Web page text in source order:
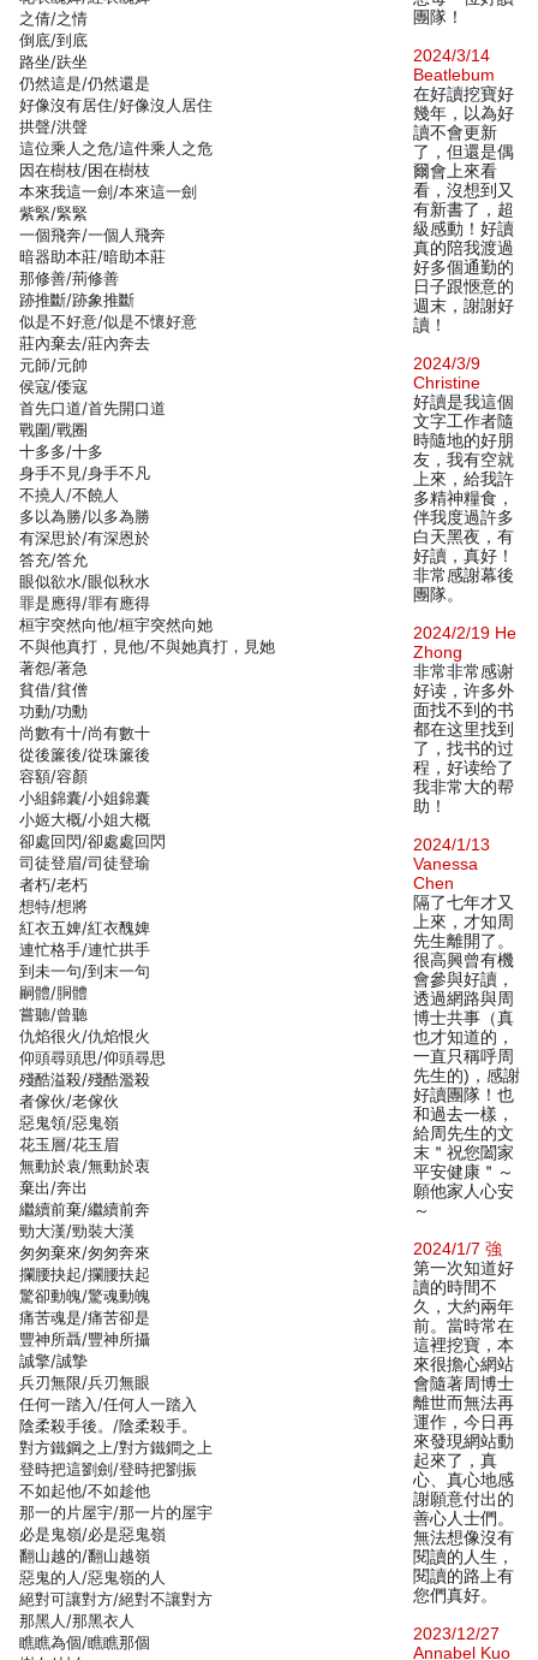
之倩/之情
倒底/到底
路坐/趺坐
仍然這是/仍然還是
好像沒有居住/好像沒人居住
拱聲/洪聲
這位乘人之危/這件乘人之危
因在樹枝/困在樹枝
本來我這一劍/本來這一劍
紫緊/緊緊
一個飛奔/一個人飛奔
暗器助本莊/暗助本莊
那修善/荊修善
跡推斷/跡象推斷
似是不好意/似是不懷好意
莊內棄去/莊內奔去
元師/元帥
侯寇/倭寇
首先口道/首先開口道
戰圍/戰圈
十多多/十多
身手不見/身手不凡
不撓人/不饒人
多以為勝/以多為勝
有深思於/有深恩於
答充/答允
眼似欲水/眼似秋水
罪是應得/罪有應得
桓宇突然向他/桓宇突然向她
不與他真打，見他/不與她真打，見她
著怨/著急
貧借/貧僧
功動/功勳
尚數有十/尚有數十
從後簾後/從珠簾後
容額/容顏
小組錦囊/小姐錦囊
小姬大概/小姐大概
卻處回閃/卻處處回閃
司徒登眉/司徒登瑜
者朽/老朽
想特/想將
紅衣五婢/紅衣醜婢
連忙格手/連忙拱手
到未一句/到末一句
嗣體/胴體
嘗聽/曾聽
仇焰很火/仇焰恨火
仰頭尋頭思/仰頭尋思
殘酷溢殺/殘酷濫殺
者傢伙/老傢伙
惡鬼領/惡鬼嶺
花玉層/花玉眉
無動於袁/無動於衷
棄出/奔出
繼續前棄/繼續前奔
勁大漢/勁裝大漢
匆匆棄來/匆匆奔來
攔腰抉起/攔腰扶起
驚卻動魄/驚魂動魄
痛苦魂是/痛苦卻是
豐神所聶/豐神所攝
誠擎/誠摯
兵刃無限/兵刃無眼
任何一踏入/任何人一踏入
陰柔殺手後。/陰柔殺手。
對方鐵鋼之上/對方鐵鐧之上
登時把這劉劍/登時把劉振
不如起他/不如趁他
那一的片屋宇/那一片的屋宇
必是鬼嶺/必是惡鬼嶺
翻山越的/翻山越嶺
惡鬼的人/惡鬼嶺的人
絕對可讓對方/絕對不讓對方
那黑人/那黑衣人
瞧瞧為個/瞧瞧那個
團隊！
2024/3/14
Beatlebum
在好讀挖寶好
幾年，以為好
讀不會更新
了，但還是偶
爾會上來看
看，沒想到又
有新書了，超
級感動！好讀
真的陪我渡過
好多個通勤的
日子跟愜意的
週末，謝謝好
讀！
2024/3/9
Christine
好讀是我這個
文字工作者隨
時隨地的好朋
友，我有空就
上來，給我許
多精神糧食，
伴我度過許多
白天黑夜，有
好讀，真好！
非常感謝幕後
團隊。
2024/2/19 He
Zhong
非常非常感谢
好读，许多外
面找不到的书
都在这里找到
了，找书的过
程，好读给了
我非常大的帮
助！
2024/1/13
Vanessa
Chen
隔了七年才又
上來，才知周
先生離開了。
很高興曾有機
會參與好讀，
透過網路與周
博士共事（真
也才知道的，
一直只稱呼周
先生的)，感謝
好讀團隊！也
和過去一樣，
給周先生的文
末＂祝您闔家
平安健康＂～
願他家人心安
～
2024/1/7 強
第一次知道好
讀的時間不
久，大約兩年
前。當時常在
這裡挖寶，本
來很擔心網站
會隨著周博士
離世而無法再
運作，今日再
來發現網站動
起來了，真
心、真心地感
謝願意付出的
善心人士們。
無法想像沒有
閱讀的人生，
閱讀的路上有
您們真好。
2023/12/27
Annabel Kuo